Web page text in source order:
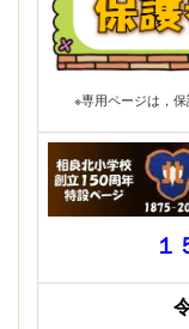
※専用ページは，
１